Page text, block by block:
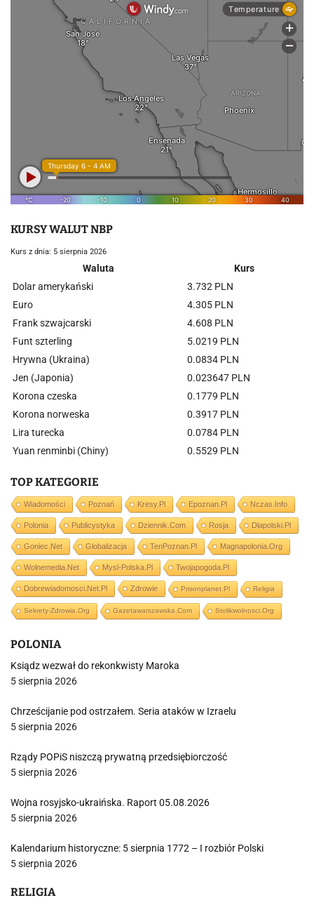
KURSY WALUT NBP
Kurs z dnia: 5 sierpnia 2026
Waluta
Kurs
Dolar amerykański
3.732 PLN
Euro
4.305 PLN
Frank szwajcarski
4.608 PLN
Funt szterling
5.0219 PLN
Hrywna (Ukraina)
0.0834 PLN
Jen (Japonia)
0.023647 PLN
Korona czeska
0.1779 PLN
Korona norweska
0.3917 PLN
Lira turecka
0.0784 PLN
Yuan renminbi (Chiny)
0.5529 PLN
TOP KATEGORIE
Wiadomości Poznań Kresy.pl Epoznan.pl Nczas.info
Polonia Publicystyka Dziennik.com Rosja Dlapolski.pl
Goniec.net Globalizacja TenPoznan.pl Magnapolonia.org
Wolnemedia.net Mysl-Polska.pl Twojapogoda.pl
Dobrewiadomosci.net.pl Zdrowie Prisonplanet.pl Religia
Sekrety-Zdrowia.org Gazetawarszawska.com Stolikwolnosci.org
POLONIA
Ksiądz wezwał do rekonkwisty Maroka
5 sierpnia 2026
Chrześcijanie pod ostrzałem. Seria ataków w Izraelu
5 sierpnia 2026
Rządy POPiS niszczą prywatną przedsiębiorczość
5 sierpnia 2026
Wojna rosyjsko-ukraińska. Raport 05.08.2026
5 sierpnia 2026
Kalendarium historyczne: 5 sierpnia 1772 – I rozbiór Polski
5 sierpnia 2026
RELIGIA